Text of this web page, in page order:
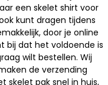
een skelet shirt voor
kunt dragen tijdens
door je online
bij dat het voldoende is
wilt bestellen. Wij
de verzending
skelet pak snel in huis,